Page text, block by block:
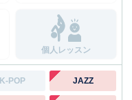
個人レッスン
K-POP JAZZ